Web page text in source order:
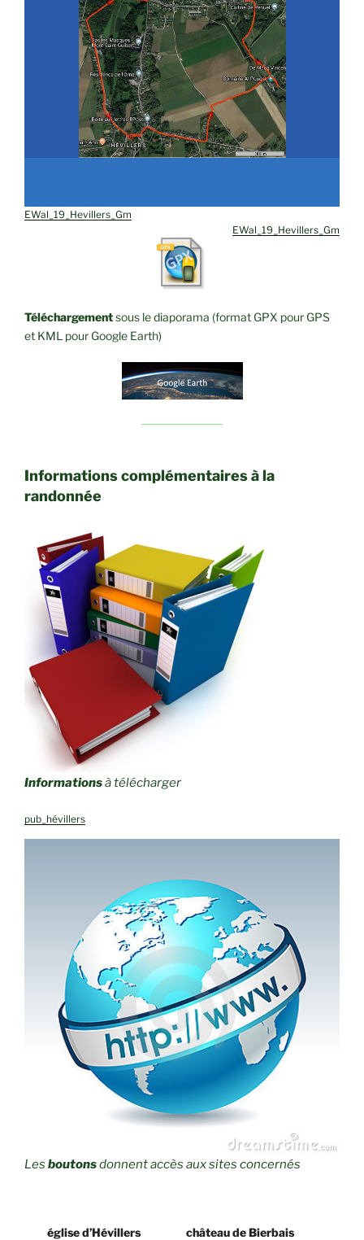
EWal_19_Hevillers_Gm
EWal_19_Hevillers_Gm
Téléchargementsous le diaporama (format GPX pour GPS
et KML pour Google Earth)
Informations complémentaires à la
randonnée
Informationsà télécharger
pub_hévillers
Les boutonsdonnent accès aux sites concernés
église d’Hévillers château de Bierbais